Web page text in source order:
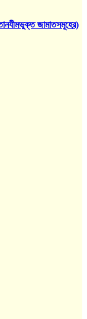
জামাতসমূহের)